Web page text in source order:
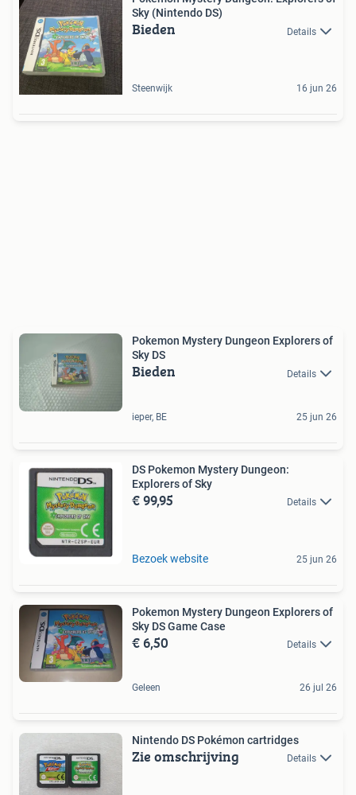
Sky (Nintendo DS)
Bieden Details
Steenwijk 16 jun 26
Pokemon Mystery Dungeon Explorers of
Sky DS
Bieden Details
ieper, BE 25 jun 26
DS Pokemon Mystery Dungeon:
Explorers of Sky
€ 99,95 Details
Bezoek website 25 jun 26
Pokemon Mystery Dungeon Explorers of
Sky DS Game Case
€ 6,50 Details
Geleen 26 jul 26
Nintendo DS Pokémon cartridges
Zie omschrijving Details